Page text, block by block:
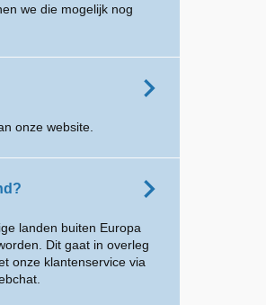
we die mogelijk nog
onze website.
landen buiten Europa
Dit gaat in overleg
onze klantenservice via